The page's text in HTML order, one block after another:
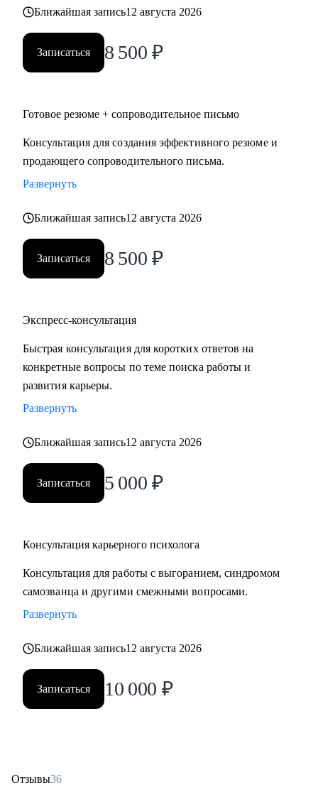
Ближайшая запись12 августа 2026
Записаться 8 500 ₽
Готовое резюме + сопроводительное письмо
Консультация для создания эффективного резюме и
продающего сопроводительного письма.
Развернуть
Ближайшая запись12 августа 2026
Записаться 8 500 ₽
Экспресс-консультация
Быстрая консультация для коротких ответов на
конкретные вопросы по теме поиска работы и
развития карьеры.
Развернуть
Ближайшая запись12 августа 2026
Записаться 5 000 ₽
Консультация карьерного психолога
Консультация для работы с выгоранием, синдромом
самозванца и другими смежными вопросами.
Развернуть
Ближайшая запись12 августа 2026
Записаться 10 000 ₽
Отзывы36